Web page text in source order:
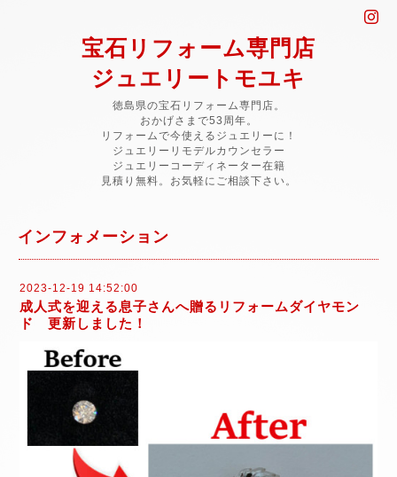
宝石リフォーム専門店
ジュエリートモユキ
徳島県の宝石リフォーム専門店。
おかげさまで53周年。
リフォームで今使えるジュエリーに！
ジュエリーリモデルカウンセラー
ジュエリーコーディネーター在籍
見積り無料。お気軽にご相談下さい。
インフォメーション
2023-12-19 14:52:00
成人式を迎える息子さんへ贈るリフォームダイヤモン
ド 更新しました！